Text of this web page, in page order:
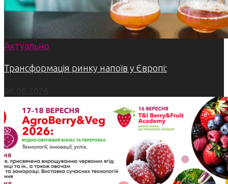
Актуально
Трансформація ринку напоїв у Європі: